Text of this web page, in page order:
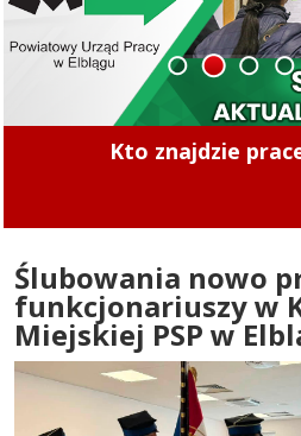
S7: Zablokowany
1 2 3 4
Ślubowania nowo
funkcjonariuszy w
Miejskiej PSP w